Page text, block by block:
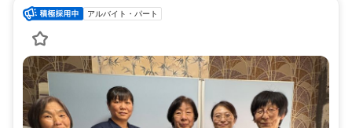
アルバイト・パート